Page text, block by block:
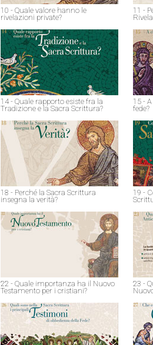
10 - Quale valore hanno le
rivelazioni private?
11 -
14 - Quale rapporto esiste fra la
Tradizione e la Sacra Scrittura?
15 -
fede?
18 - Perché la Sacra Scrittura
insegna la verità?
19 -
22 - Quale importanza ha il Nuovo
Testamento per i cristiani?
23 -